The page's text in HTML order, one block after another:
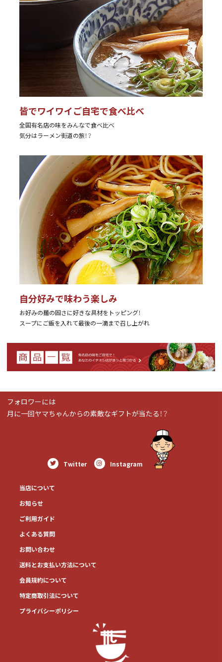
皆でワイワイご自宅で食べ比べ
全国有名店の味をみんなで食べ比べ
気分はラーメン街道の旅！？
自分好みで味わう楽しみ
お好みの麺の固さに好きな具材をトッピング！
スープにご飯を入れて最後の一滴まで召し上がれ
フォロワーには
月に一回ヤマちゃんからの素敵なギフトが当たる！？
Twitter Instagram
当店について
お知らせ
ご利用ガイド
よくある質問
お問い合わせ
送料とお⽀払い⽅法について
会員規約について
特定商取引法について
プライバシーポリシー